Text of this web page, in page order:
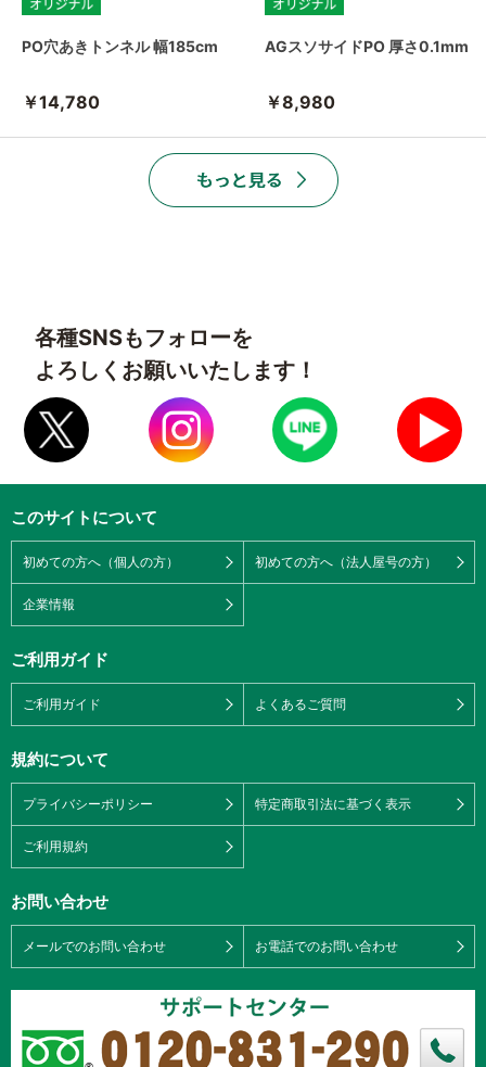
PO穴あきトンネル 幅185cm
￥14,780
AGスソサイドPO 厚さ0.1mm
￥8,980
各種SNSもフォローを
よろしくお願いいたします！
このサイトについて
初めての方へ（個人の方） 初めての方へ（法人屋号の方）
企業情報
ご利用ガイド
ご利用ガイド よくあるご質問
規約について
プライバシーポリシー 特定商取引法に基づく表示
ご利用規約
お問い合わせ
メールでのお問い合わせ お電話でのお問い合わせ